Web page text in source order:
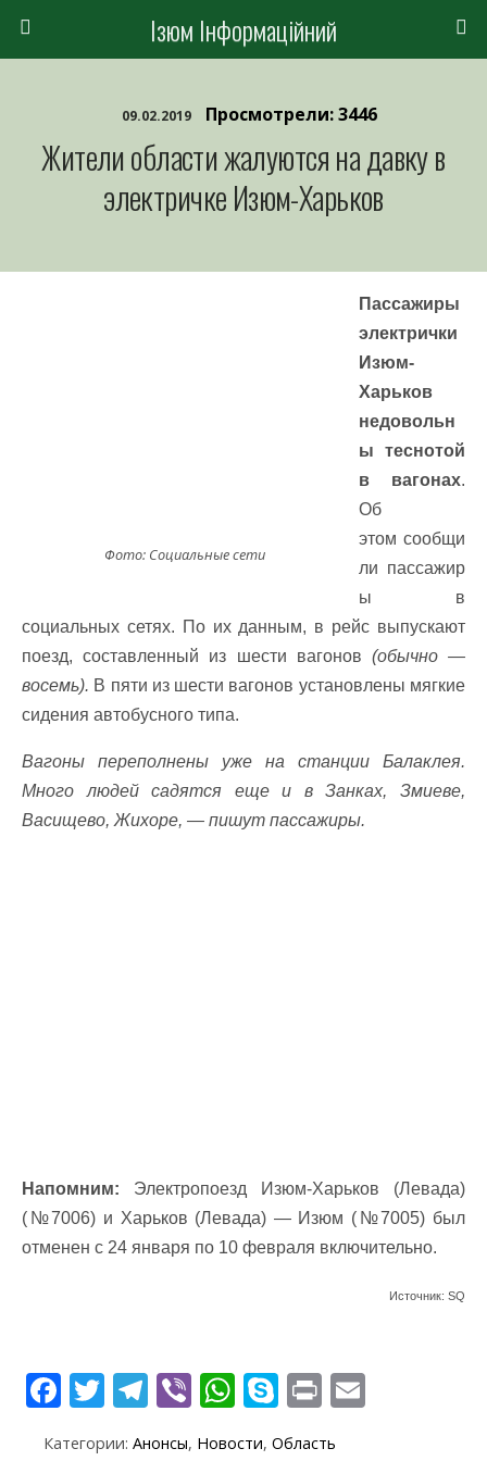
Ізюм Інформаційний
09.02.2019 Просмотрели: 3446
Жители области жалуются на давку в
электричке Изюм-Харьков
Фото: Социальные сети
Пассажиры
электрички
Изюм-
Харьков
недовольн
ы теснотой
в вагонах.
Об
этом сообщи
ли пассажир
ы в
социальных сетях. По их данным, в рейс выпускают
поезд, составленный из шести вагонов (обычно —
восемь). В пяти из шести вагонов установлены мягкие
сидения автобусного типа.
Вагоны переполнены уже на станции Балаклея.
Много людей садятся еще и в Занках, Змиеве,
Васищево, Жихоре, — пишут пассажиры.
Напомним: Электропоезд Изюм-Харьков (Левада)
(№7006) и Харьков (Левада) — Изюм (№7005) был
отменен с 24 января по 10 февраля включительно.
Источник: SQ
F T T Vi W S
k
Pr
Категории: Анонсы, Новости, Область